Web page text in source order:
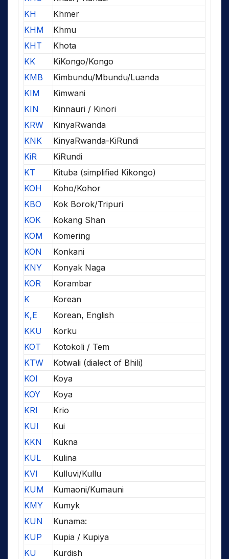
KH
Khmer
KHM
Khmu
KHT
Khota
KK
KiKongo/Kongo
KMB
Kimbundu/Mbundu/Luanda
KIM
Kimwani
KIN
Kinnauri / Kinori
KRW
KinyaRwanda
KNK
KinyaRwanda-KiRundi
KiR
KiRundi
KT
Kituba (simplified Kikongo)
KOH
Koho/Kohor
KBO
Kok Borok/Tripuri
KOK
Kokang Shan
KOM
Komering
KON
Konkani
KNY
Konyak Naga
KOR
Korambar
K
Korean
K,E
Korean, English
KKU
Korku
KOT
Kotokoli / Tem
KTW
Kotwali (dialect of Bhili)
KOI
Koya
KOY
Koya
KRI
Krio
KUI
Kui
KKN
Kukna
KUL
Kulina
KVI
Kulluvi/Kullu
KUM
Kumaoni/Kumauni
KMY
Kumyk
KUN
Kunama:
KUP
Kupia / Kupiya
KU
Kurdish